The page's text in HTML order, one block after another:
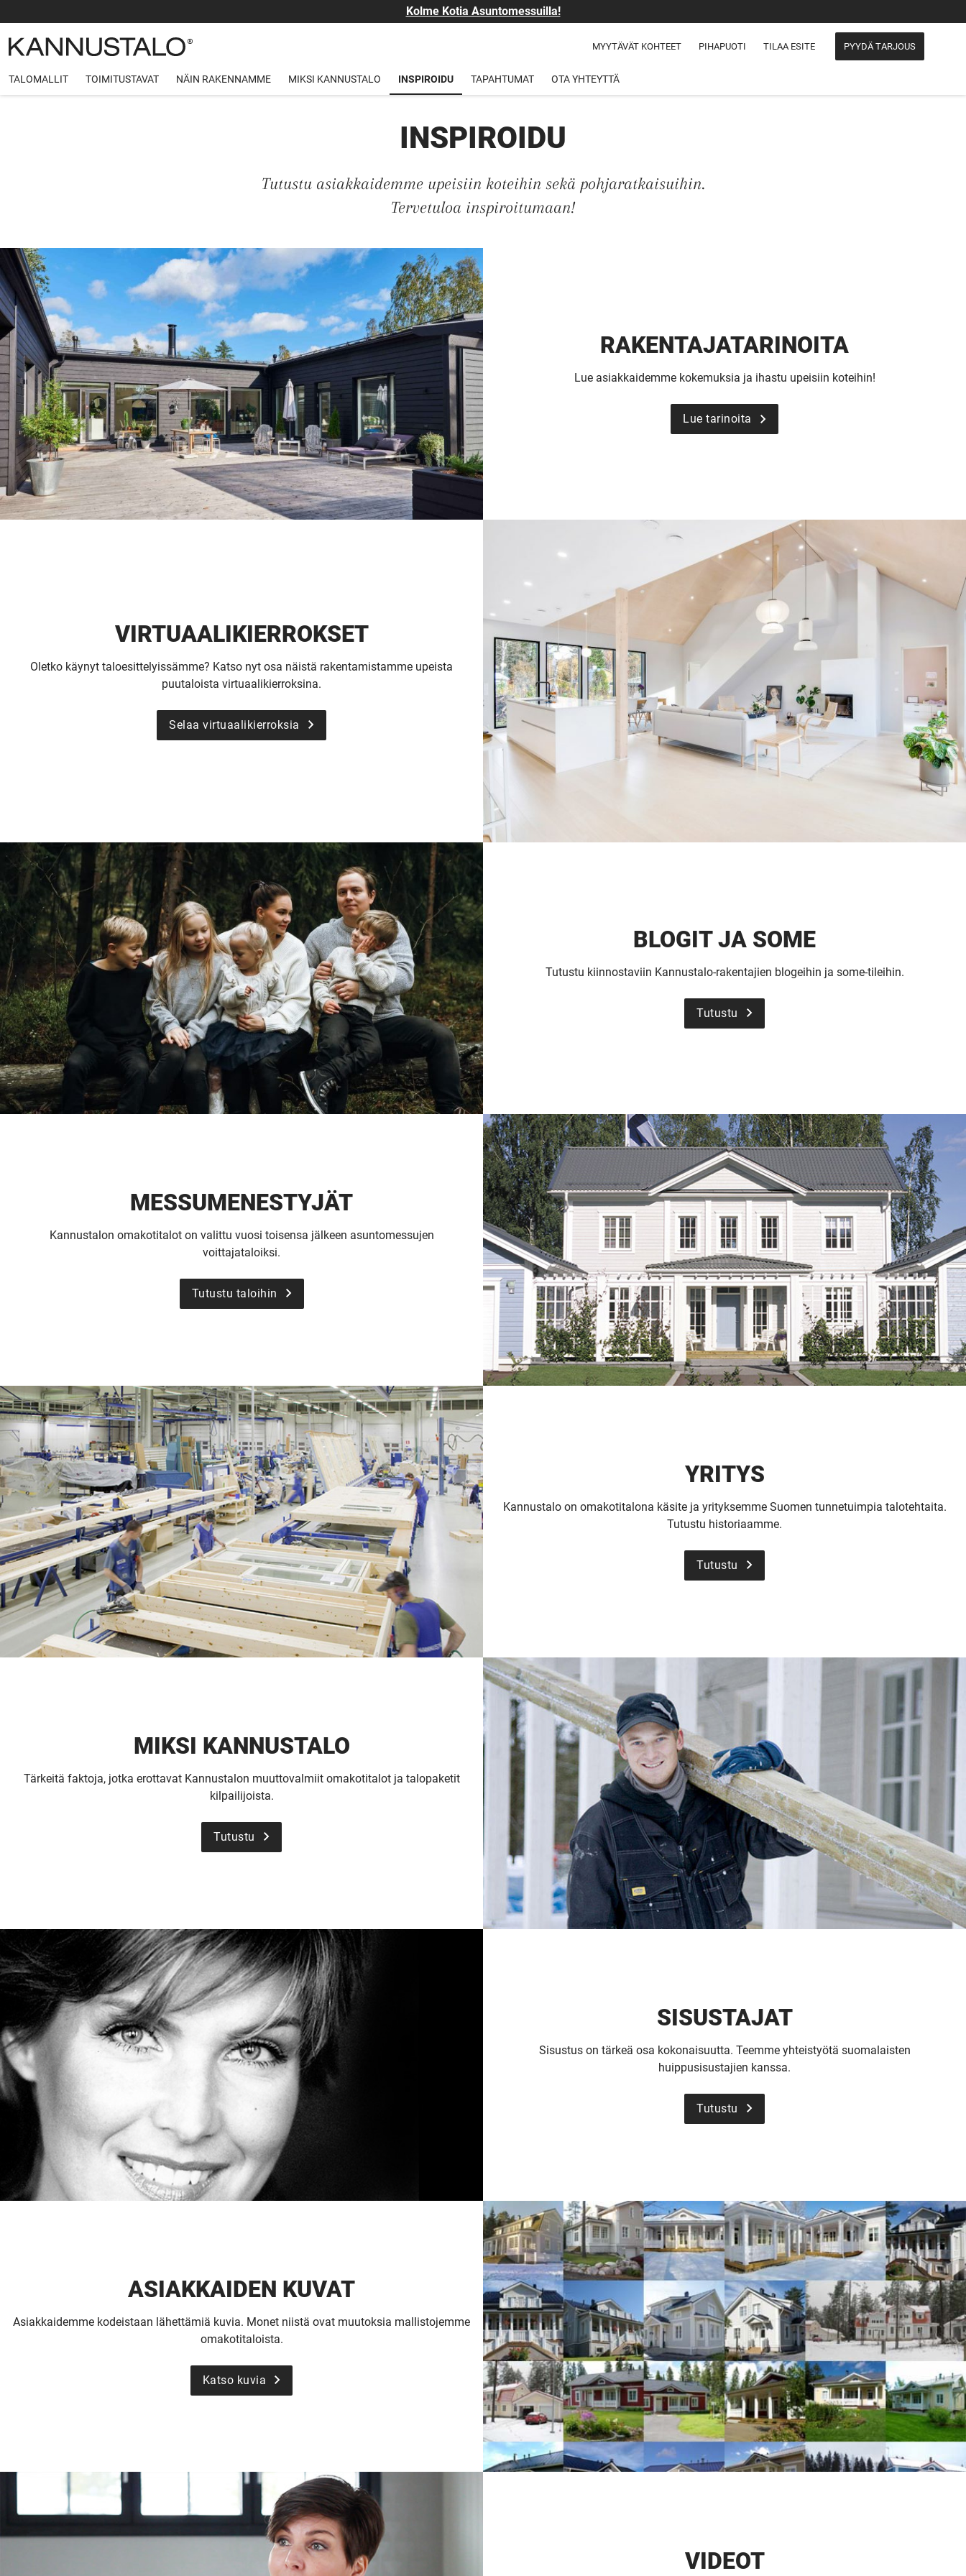
Kolme Kotia Asuntomessuilla!
MYYTÄVÄT KOHTEET PIHAPUOTI TILAA ESITE PYYDÄ TARJOUS
TALOMALLIT TOIMITUSTAVAT NÄIN RAKENNAMME MIKSI KANNUSTALO INSPIROIDU TAPAHTUMAT OTA YHTEYTTÄ
INSPIROIDU
Tutustu asiakkaidemme upeisiin koteihin sekä pohjaratkaisuihin.
Tervetuloa inspiroitumaan!
RAKENTAJA­TARINOITA
Lue asiakkaidemme kokemuksia ja ihastu upeisiin koteihin!
Lue tarinoita
VIRTUAALI­KIERROKSET
Oletko käynyt taloesittelyissämme? Katso nyt osa näistä rakentamistamme upeista
puutaloista virtuaalikierroksina.
Selaa virtuaalikierroksia
BLOGIT JA SOME
Tutustu kiinnostaviin Kannustalo-rakentajien blogeihin ja some-tileihin.
Tutustu
MESSU­MENESTYJÄT
Kannustalon omakotitalot on valittu vuosi toisensa jälkeen asuntomessujen
voittajataloiksi.
Tutustu taloihin
YRITYS
Kannustalo on omakotitalona käsite ja yrityksemme Suomen tunnetuimpia talotehtaita.
Tutustu historiaamme.
Tutustu
MIKSI KANNUSTALO
Tärkeitä faktoja, jotka erottavat Kannustalon muuttovalmiit omakotitalot ja talopaketit
kilpailijoista.
Tutustu
SISUSTAJAT
Sisustus on tärkeä osa kokonaisuutta. Teemme yhteistyötä suomalaisten
huippusisustajien kanssa.
Tutustu
ASIAKKAIDEN KUVAT
Asiakkaidemme kodeistaan lähettämiä kuvia. Monet niistä ovat muutoksia mallistojemme
omakotitaloista.
Katso kuvia
VIDEOT
UUSI UNELMISTA KODIKSI-
TALOKIRJA ON JULKAISTU
Upea yli 200-sivuinen talokirja!